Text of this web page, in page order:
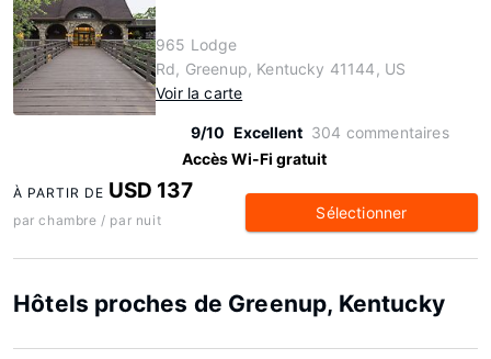
965 Lodge
Rd, Greenup, Kentucky 41144, US
Voir la carte
9/10 Excellent 304 commentaires
Accès Wi-Fi gratuit
À PARTIR DE USD 137
par chambre / par nuit Sélectionner
Hôtels proches de Greenup, Kentucky